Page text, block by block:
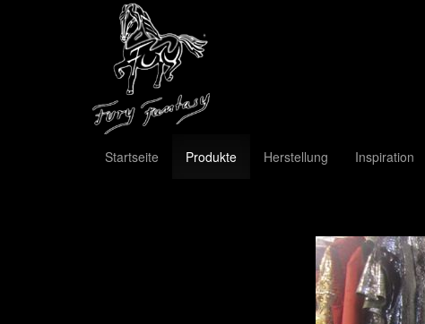
Startseite Produkte Herstellung Inspiration